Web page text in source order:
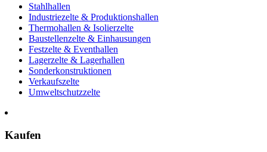
Stahlhallen
Industriezelte & Produktionshallen
Thermohallen & Isolierzelte
Baustellenzelte & Einhausungen
Festzelte & Eventhallen
Lagerzelte & Lagerhallen
Sonderkonstruktionen
Verkaufszelte
Umweltschutzzelte
Kaufen